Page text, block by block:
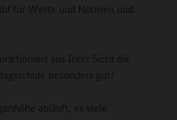
für Werte und Normen und
aus Ihrer Sicht die
besonders gut?
abläuft, es viele